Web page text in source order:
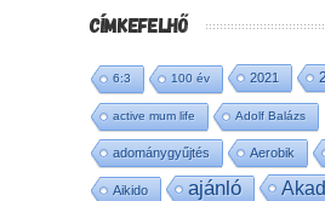
CÍMKEFELHŐ
6:3 100 év 2021
active mum life Adolf Balázs
adománygyűjtés Aerobik
Aikido ajánló